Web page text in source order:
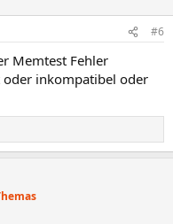
#6
Memtest Fehler
oder inkompatibel oder